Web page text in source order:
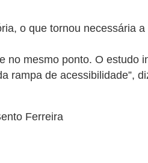
o que tornou necessária
mesmo ponto. O estudo
rampa de acessibilidade”,